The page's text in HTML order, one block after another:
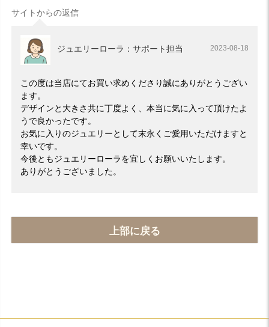
サイトからの返信
ジュエリーローラ：サポート担当 2023-08-18
この度は当店にてお買い求めくださり誠にありがとうござい
ます。
デザインと大きさ共に丁度よく、本当に気に入って頂けたよ
うで良かったです。
お気に入りのジュエリーとして末永くご愛用いただけますと
幸いです。
今後ともジュエリーローラを宜しくお願いいたします。
ありがとうございました。
上部に戻る